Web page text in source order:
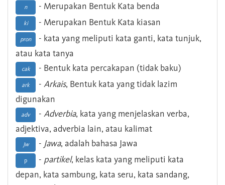
n - Merupakan Bentuk Kata benda
ki - Merupakan Bentuk Kata kiasan
pron
- kata yang meliputi kata ganti, kata tunjuk,
atau kata tanya
cak - Bentuk kata percakapan (tidak baku)
ark - Arkais, Bentuk kata yang tidak lazim
digunakan
adv - Adverbia, kata yang menjelaskan verba,
adjektiva, adverbia lain, atau kalimat
Jw - Jawa, adalah bahasa Jawa
p - partikel, kelas kata yang meliputi kata
depan, kata sambung, kata seru, kata sandang,